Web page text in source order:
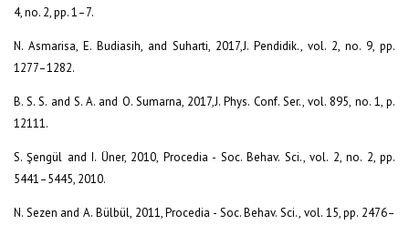
4, no. 2, pp. 1–7.
N. Asmarisa, E. Budiasih, and Suharti, 2017,J. Pendidik., vol. 2, no. 9, pp.
1277–1282.
B. S. S. and S. A. and O. Sumarna, 2017,J. Phys. Conf. Ser., vol. 895, no. 1, p.
12111.
S. Şengül and I. Üner, 2010, Procedia - Soc. Behav. Sci., vol. 2, no. 2, pp.
5441–5445, 2010.
N. Sezen and A. Bülbül, 2011, Procedia - Soc. Behav. Sci., vol. 15, pp. 2476–